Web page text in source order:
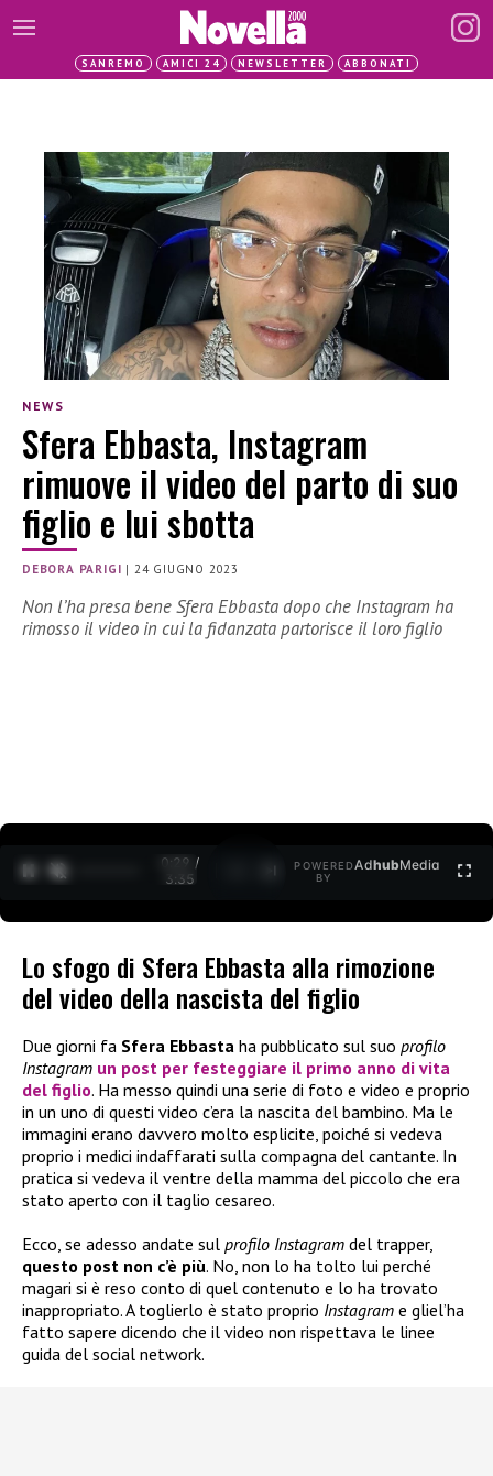
SANREMO AMICI 24 NEWSLETTER ABBONATI
NEWS
Sfera Ebbasta, Instagram
rimuove il video del parto di suo
figlio e lui sbotta
DEBORA PARIGI | 24 GIUGNO 2023
Non l’ha presa bene Sfera Ebbasta dopo che Instagram ha
rimosso il video in cui la fidanzata partorisce il loro figlio
0:30 /
3:35
POWERED
BY
AdhubMedia
Lo sfogo di Sfera Ebbasta alla rimozione
del video della nascista del figlio
Due giorni fa Sfera Ebbasta ha pubblicato sul suo profilo
Instagram un post per festeggiare il primo anno di vita
del figlio. Ha messo quindi una serie di foto e video e proprio
in un uno di questi video c’era la nascita del bambino. Ma le
immagini erano davvero molto esplicite, poiché si vedeva
proprio i medici indaffarati sulla compagna del cantante. In
pratica si vedeva il ventre della mamma del piccolo che era
stato aperto con il taglio cesareo.
Ecco, se adesso andate sul profilo Instagram del trapper,
questo post non c’è più. No, non lo ha tolto lui perché
magari si è reso conto di quel contenuto e lo ha trovato
inappropriato. A toglierlo è stato proprio Instagram e gliel’ha
fatto sapere dicendo che il video non rispettava le linee
guida del social network.